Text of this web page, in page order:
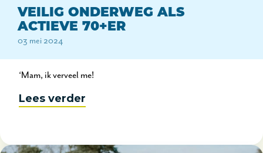
VEILIG ONDERWEG ALS
ACTIEVE 70+ER
03 mei 2024
‘Mam, ik verveel me!
Lees verder